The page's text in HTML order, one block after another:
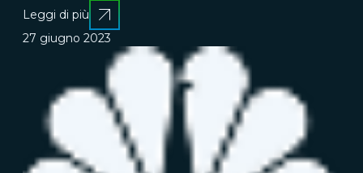
Leggi di più
27 giugno 2023